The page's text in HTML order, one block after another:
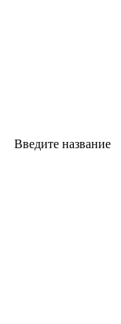
Введите название